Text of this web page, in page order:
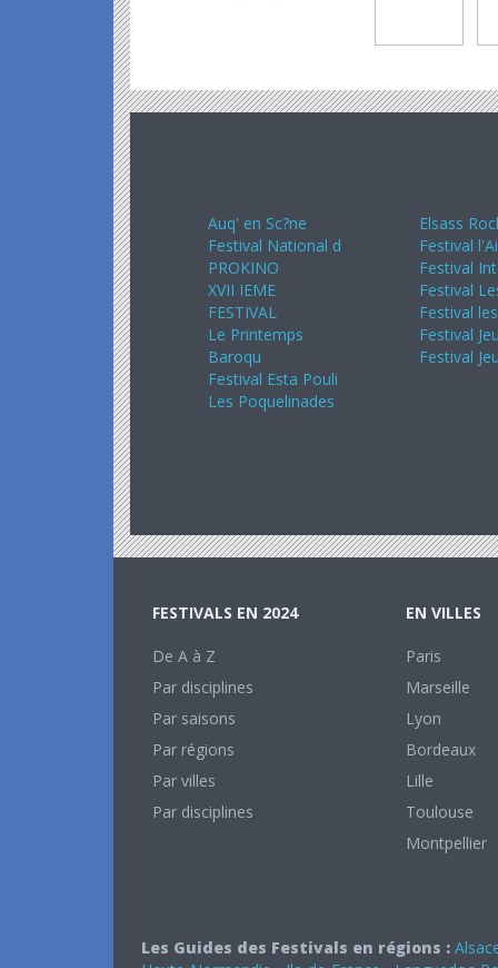
Auq' en Sc?ne
Festival National d
PROKINO
XVII IEME
FESTIVAL
Le Printemps
Baroqu
Festival Esta Pouli
Les Poquelinades
Elsass
Festival
Festival
Festival
Festival
Festival
Festival
FESTIVALS EN 2024
De A à Z
Par disciplines
Par saisons
Par régions
Par villes
Par disciplines
EN VILLES
Paris
Marseille
Lyon
Bordeaux
Lille
Toulouse
Montpellier
Les Guides des Festivals en régions :